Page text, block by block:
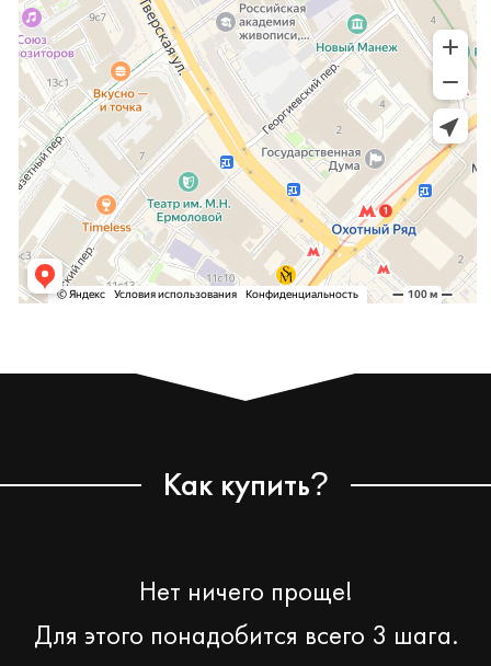
Как купить?
Нет ничего проще!
Для этого понадобится всего 3 шага.